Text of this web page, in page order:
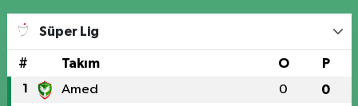
Süper Lig
# Takım O P
1 Amed 0 0